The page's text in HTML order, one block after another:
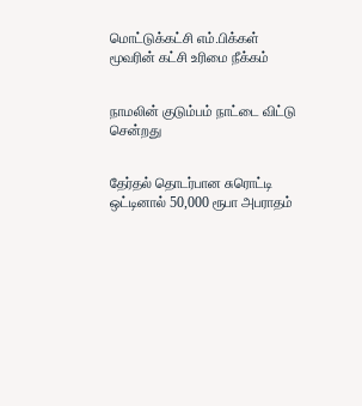
மொட்டுக்கட்சி எம்.பிக்கள்
மூவரின் கட்சி உரிமை நீக்கம்
நாமலின் குடும்பம் நாட்டை விட்டு
சென்றது
தேர்தல் தொடர்பான சுரொட்டி
ஒட்டினால் 50,000 ரூபா அபராதம்